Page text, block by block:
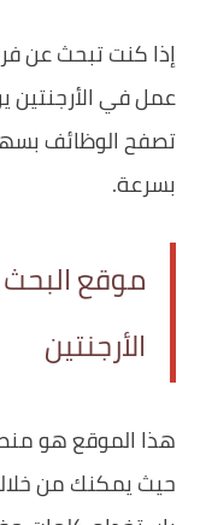
إذا كنت تبحث عن
عمل في
تصفح الوظائف
بسرعة.
موقع
الأرجنتين
هذا الموقع هو
حيث يمكنك من